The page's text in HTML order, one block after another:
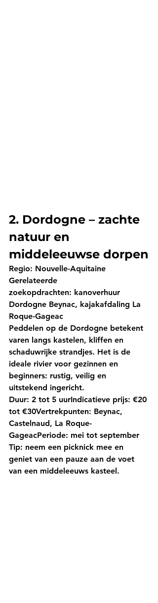
2. Dordogne – zachte
natuur en
middeleeuwse dorpen
Regio: Nouvelle-Aquitaine
Gerelateerde
zoekopdrachten: kanoverhuur
Dordogne Beynac, kajakafdaling La
Roque-Gageac
Peddelen op de Dordogne betekent
varen langs kastelen, kliffen en
schaduwrijke strandjes. Het is de
ideale rivier voor gezinnen en
beginners: rustig, veilig en
uitstekend ingericht.
Duur: 2 tot 5 uurIndicatieve prijs: €20
tot €30Vertrekpunten: Beynac,
Castelnaud, La Roque-
GageacPeriode: mei tot september
Tip: neem een picknick mee en
geniet van een pauze aan de voet
van een middeleeuws kasteel.